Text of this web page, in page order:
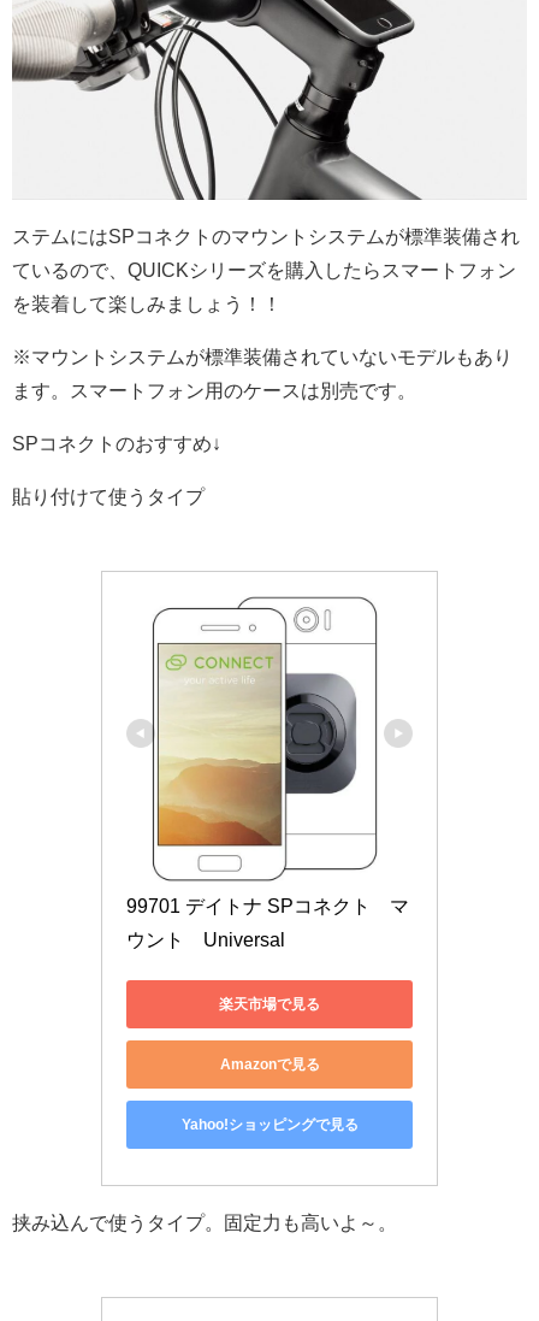
ステムにはSPコネクトのマウントシステムが標準装備され
ているので、QUICKシリーズを購入したらスマートフォン
を装着して楽しみましょう！！
※マウントシステムが標準装備されていないモデルもあり
ます。スマートフォン用のケースは別売です。
SPコネクトのおすすめ↓
貼り付けて使うタイプ
99701 デイトナ SPコネクト　マ
ウント　Universal
楽天市場で見る
Amazonで見る
Yahoo!ショッピングで見る
挟み込んで使うタイプ。固定力も高いよ～。